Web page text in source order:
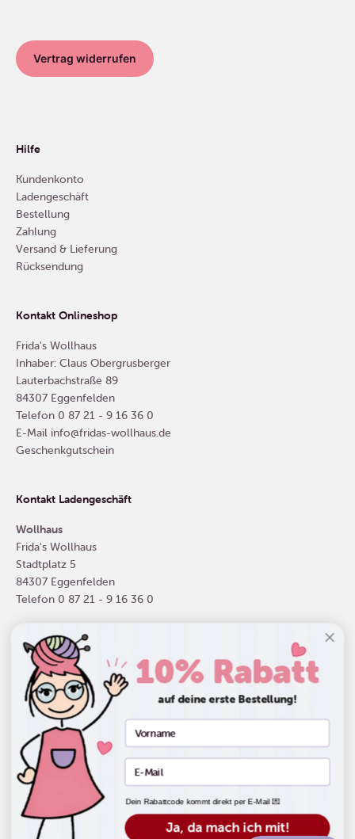
Vertrag widerrufen
Hilfe
Kundenkonto
Ladengeschäft
Bestellung
Zahlung
Versand & Lieferung
Rücksendung
Kontakt Onlineshop
Frida's Wollhaus
Inhaber: Claus Obergrusberger
Lauterbachstraße 89
84307 Eggenfelden
Telefon 0 87 21 - 9 16 36 0
E-Mail info@fridas-wollhaus.de
Geschenkgutschein
Kontakt Ladengeschäft
Wollhaus
Frida's Wollhaus
Stadtplatz 5
84307 Eggenfelden
Telefon 0 87 21 - 9 16 36 0
Deutschland (EUR €)
© 2026, Frida's Wollhaus. Powered by Shopify
Widerrufsrecht
Datenschutzerklärung AGB
Versand
10% Rabatt
auf deine erste Bestellung!
Dein Rabattcode kommt direkt per E-Mail 💌
Ja, da mach ich mit!